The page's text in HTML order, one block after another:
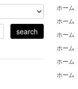
ホーム
ホーム
ホーム
ホーム
ホーム
ホーム